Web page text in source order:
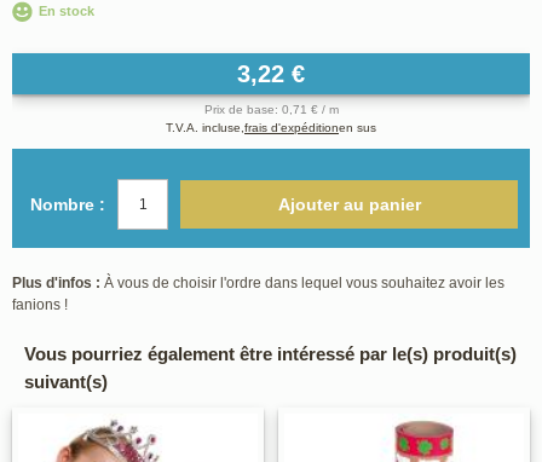
En stock
3,22 €
Prix de base: 0,71 € / m
T.V.A. incluse, frais d'expéditionen sus
Nombre : Ajouter au panier
Plus d'infos : À vous de choisir l'ordre dans lequel vous souhaitez avoir les
fanions !
Vous pourriez également être intéressé par le(s) produit(s)
suivant(s)